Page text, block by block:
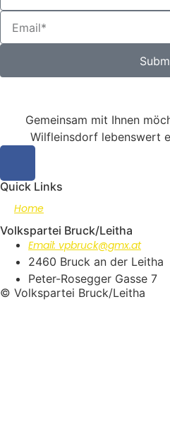
Gemeinsam mit Ihnen
Wilfleinsdorf lebenswert
Quick Links
Home
Volkspartei Bruck/Leitha
Email: vpbruck@gmx.at
2460 Bruck an der Leitha
Peter-Rosegger Gasse 7
© Volkspartei Bruck/Leitha